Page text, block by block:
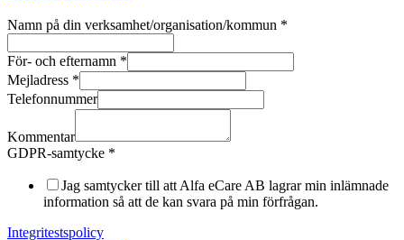
Namn på din verksamhet/organisation/kommun *
För- och efternamn *
Mejladress *
Telefonnummer
Kommentar
GDPR-samtycke *
Jag samtycker till att Alfa eCare AB lagrar min inlämnade
information så att de kan svara på min förfrågan.
Integritestspolicy